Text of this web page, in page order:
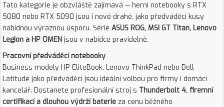
Tato kategorie je obzvláště zajímavá — herní notebooky s RTX
5080 nebo RTX 5090 jsou i nové drahé, jako předváděcí kusy
nabídnou výraznou úsporu. Série ASUS ROG, MSI GT Titan, Lenovo
Legion a HP OMEN jsou v nabídce pravidelně.
Pracovní předváděcí notebooky
Business modely HP EliteBook, Lenovo ThinkPad nebo Dell
Latitude jako předváděcí jsou ideální volbou pro firmy i domácí
kancelář. Dostanete profesionální stroj s Thunderbolt 4, firemní
certifikací a dlouhou výdrží baterie za cenu běžného